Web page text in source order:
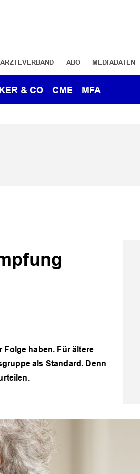
ABO MEDIADATEN
& CO CME MFA
Folge haben. Für ältere
als Standard. Denn